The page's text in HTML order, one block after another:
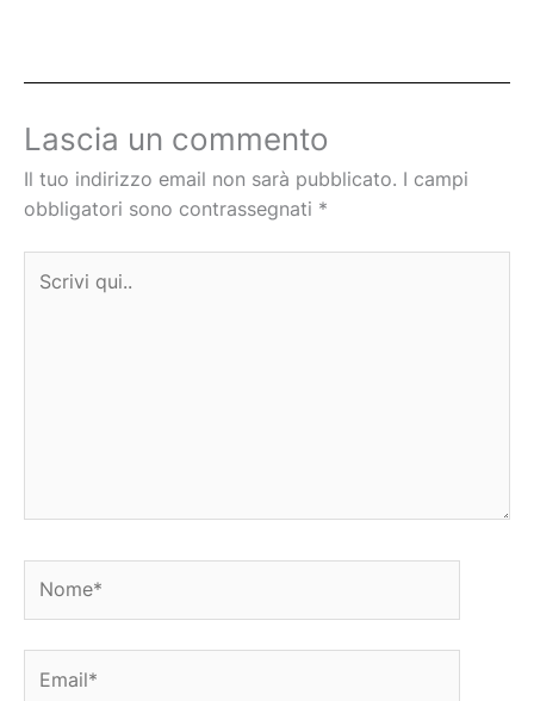
Lascia un commento
Il tuo indirizzo email non sarà pubblicato. I campi
obbligatori sono contrassegnati *
qui..